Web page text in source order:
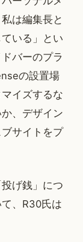
は編集長と
いる」とい
バーのプラ
の設置場
イズするな
、デザイン
サイトをプ
げ銭」につ
、R30氏は